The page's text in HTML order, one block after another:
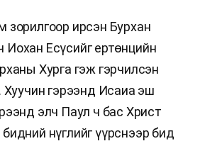
зорилгоор ирсэн Бурхан
Иохан Есүсийг ертөнцийн
Хурга гэж гэрчилсэн
Хуучин гэрээнд Исаиа эш
элч Паул ч бас Христ
нүглийг үүрснээр бид